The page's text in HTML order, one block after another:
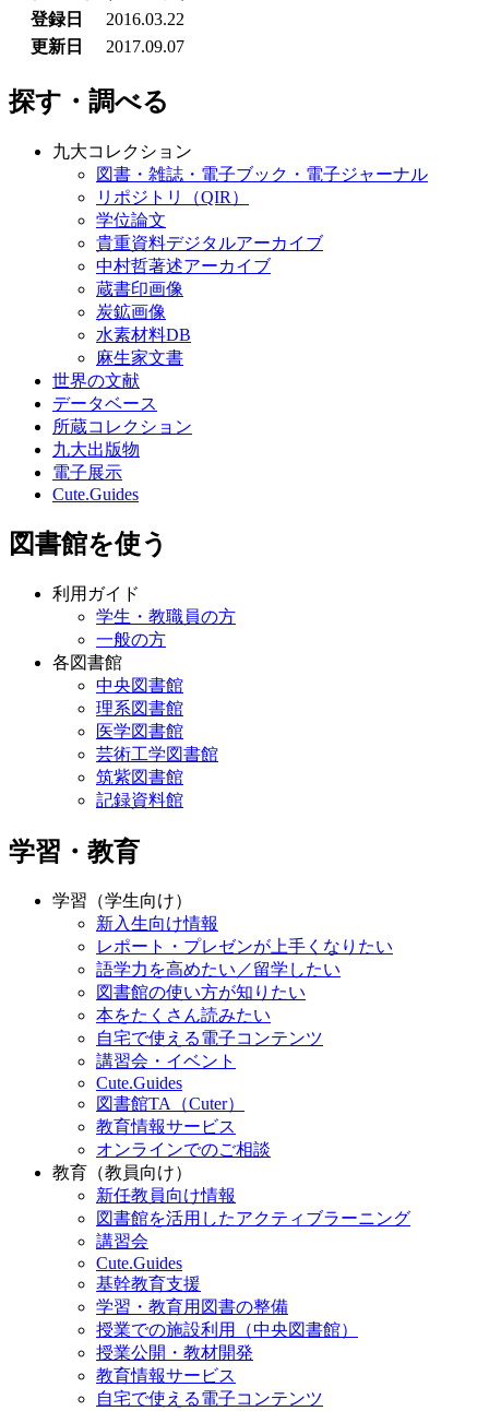
登録日
2016.03.22
更新日
2017.09.07
探す・調べる
九大コレクション
図書・雑誌・電子ブック・電子ジャーナル
リポジトリ（QIR）
学位論文
貴重資料デジタルアーカイブ
中村哲著述アーカイブ
蔵書印画像
炭鉱画像
水素材料DB
麻生家文書
世界の文献
データベース
所蔵コレクション
九大出版物
電子展示
Cute.Guides
図書館を使う
利用ガイド
学生・教職員の方
一般の方
各図書館
中央図書館
理系図書館
医学図書館
芸術工学図書館
筑紫図書館
記録資料館
学習・教育
学習（学生向け）
新入生向け情報
レポート・プレゼンが上手くなりたい
語学力を高めたい／留学したい
図書館の使い方が知りたい
本をたくさん読みたい
自宅で使える電子コンテンツ
講習会・イベント
Cute.Guides
図書館TA（Cuter）
教育情報サービス
オンラインでのご相談
教育（教員向け）
新任教員向け情報
図書館を活用したアクティブラーニング
講習会
Cute.Guides
基幹教育支援
学習・教育用図書の整備
授業での施設利用（中央図書館）
授業公開・教材開発
教育情報サービス
自宅で使える電子コンテンツ